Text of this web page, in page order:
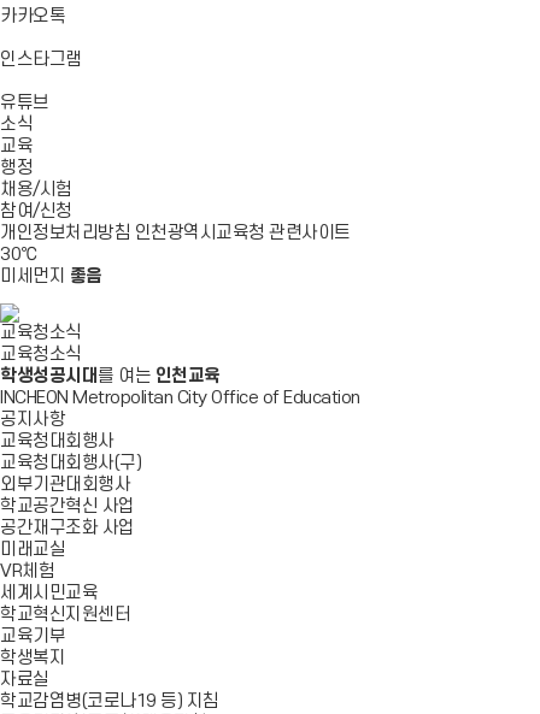
가
카카오톡바
가
인스타그램
유튜브
소식
교육
행정
채용/시험
참여/신청
개인정보처리방침 인천광역시교육청 관련사이트
30℃
미세먼지 좋음
교육청소식
교육청소식
학생성공시대 를 여는 인천교육
INCHEON Metropolitan City Office of Education
공지사항
교육청대회행사
교육청대회행사(구)
외부기관대회행사
학교공간혁신 사업
공간재구조화 사업
미래교실
VR체험
세계시민교육
학교혁신지원센터
교육기부
학생복지
자료실
학교감염병(코로나19 등) 지침